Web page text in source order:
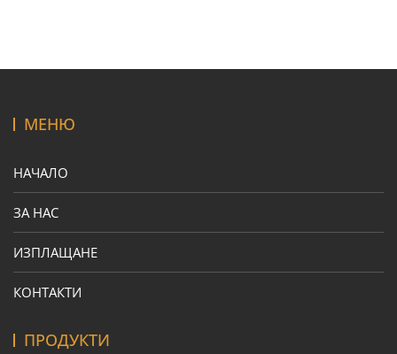
МЕНЮ
НАЧАЛО
ЗА НАС
ИЗПЛАЩАНЕ
КОНТАКТИ
ПРОДУКТИ